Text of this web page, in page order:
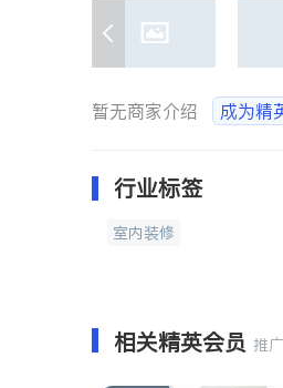
暂无商家介绍 成为精
行业标签
室内装修
相关精英会员 推